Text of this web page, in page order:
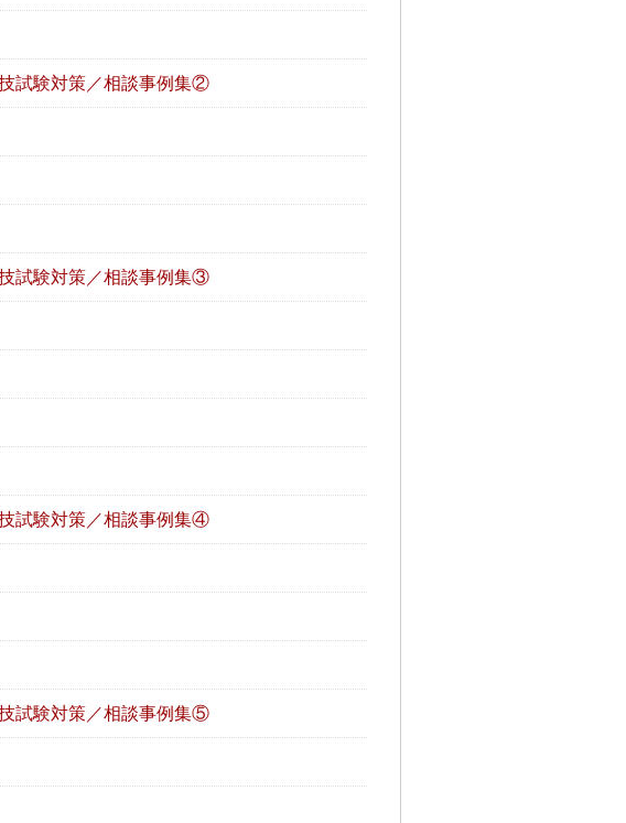
試験対策／相談事例集②
試験対策／相談事例集③
試験対策／相談事例集④
試験対策／相談事例集⑤